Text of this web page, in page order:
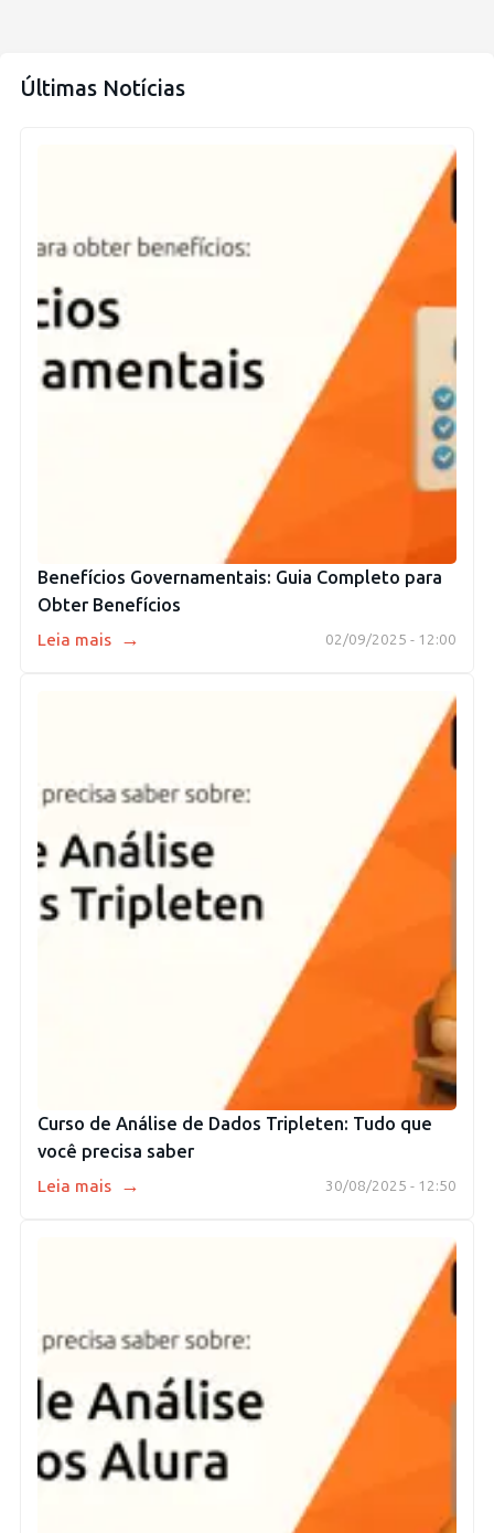
Últimas Notícias
Benefícios Governamentais: Guia Completo para
Obter Benefícios
02/09/2025 - 12:00
Leia mais →
Curso de Análise de Dados Tripleten: Tudo que
você precisa saber
30/08/2025 - 12:50
Leia mais →